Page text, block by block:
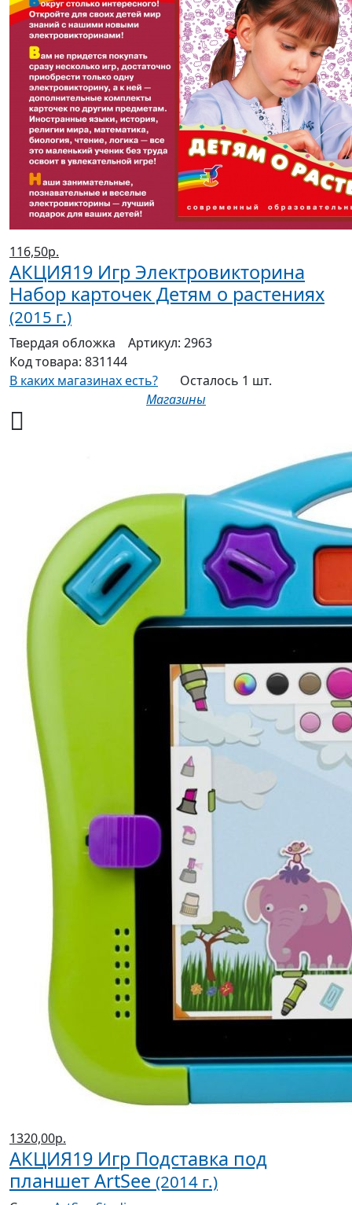
116,50р.
АКЦИЯ19 Игр Электровикторина
Набор карточек Детям о растениях
(2015 г.)
Твердая обложка Артикул: 2963
Код товара: 831144
В каких магазинах есть?
Осталось 1 шт.
Магазины
1320,00р.
АКЦИЯ19 Игр Подставка под
планшет ArtSee (2014 г.)